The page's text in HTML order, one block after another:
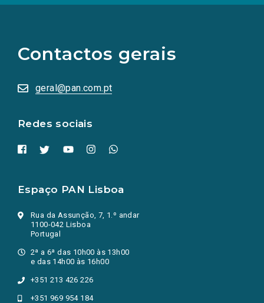
Contactos gerais
geral@pan.com.pt
Redes sociais
redes
sociais
numa
nova
Espaço PAN Lisboa
Rua da Assunção, 7, 1.º andar
1100-042 Lisboa
Portugal
2ª a 6ª das 10h00 às 13h00
e das 14h00 às 16h00
+351 213 426 226
+351 969 954 184